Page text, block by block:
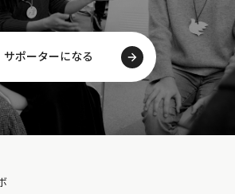
サポーターになる